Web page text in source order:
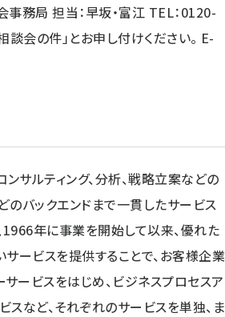
務局 担当：早坂・富江 TEL：0120-
会の件」とお申し付けください。 E-
ルティング、分析、戦略立案などの
のバックエンドまで一貫したサービス
年に事業を開始して以来、優れた
サービスを提供することで、お客様企業
ービスをはじめ、ビジネスプロセスア
スなど、それぞれのサービスを単独、ま